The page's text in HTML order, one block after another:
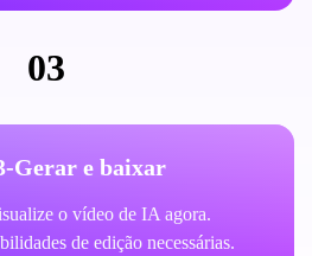
03
Gerar e baixar
o vídeo de IA agora.
de edição necessárias.